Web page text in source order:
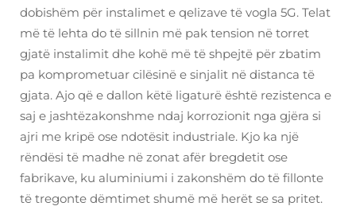
dobishëm për instalimet e qelizave të vogla 5G. Telat
më të lehta do të sillnin më pak tension në torret
gjatë instalimit dhe kohë më të shpejtë për zbatim
pa komprometuar cilësinë e sinjalit në distanca të
gjata. Ajo që e dallon këtë ligaturë është rezistenca e
saj e jashtëzakonshme ndaj korrozionit nga gjëra si
ajri me kripë ose ndotësit industriale. Kjo ka një
rëndësi të madhe në zonat afër bregdetit ose
fabrikave, ku aluminiumi i zakonshëm do të fillonte
të tregonte dëmtimet shumë më herët se sa pritet.